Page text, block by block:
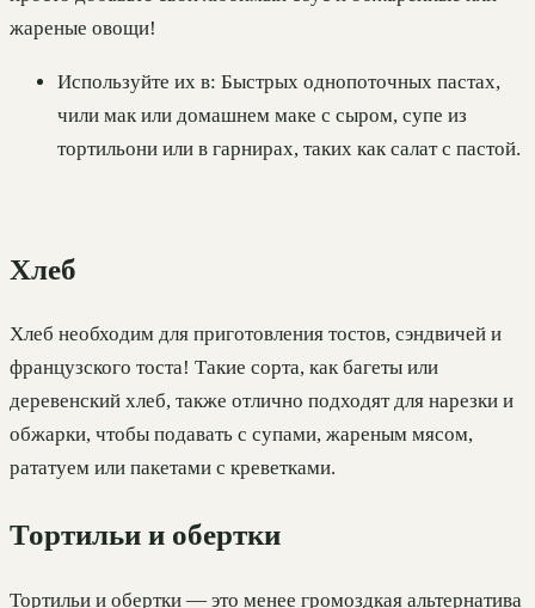
жареные овощи!
Используйте их в: Быстрых однопоточных пастах,
чили мак или домашнем маке с сыром, супе из
тортильони или в гарнирах, таких как салат с пастой.
Хлеб
Хлеб необходим для приготовления тостов, сэндвичей и
французского тоста! Такие сорта, как багеты или
деревенский хлеб, также отлично подходят для нарезки и
обжарки, чтобы подавать с супами, жареным мясом,
рататуем или пакетами с креветками.
Тортильи и обертки
Тортильи и обертки — это менее громоздкая альтернатива